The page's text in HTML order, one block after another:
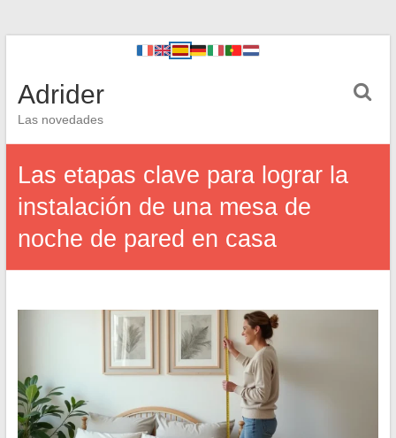
Adrider
Las novedades
Las etapas clave para lograr la
instalación de una mesa de
noche de pared en casa